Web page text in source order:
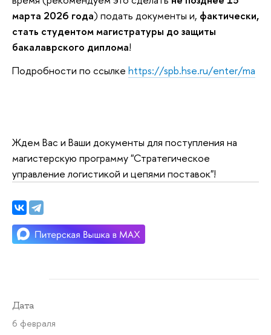
марта 2026 года) подать документы и, фактически,
стать студентом магистратуры до защиты
бакалаврского диплома!
Подробности по ссылке https://spb.hse.ru/enter/ma
Ждем Вас и Ваши документы для поступления на
магистерскую программу "Стратегическое
управление логистикой и цепями поставок"!
Дата
6 февраля